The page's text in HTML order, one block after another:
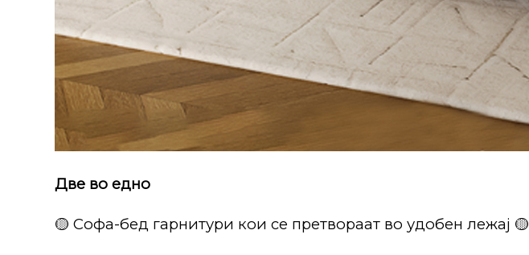
Две во едно
🟡 Софа-бед гарнитури кои се претвораат во удобен лежај 🟡